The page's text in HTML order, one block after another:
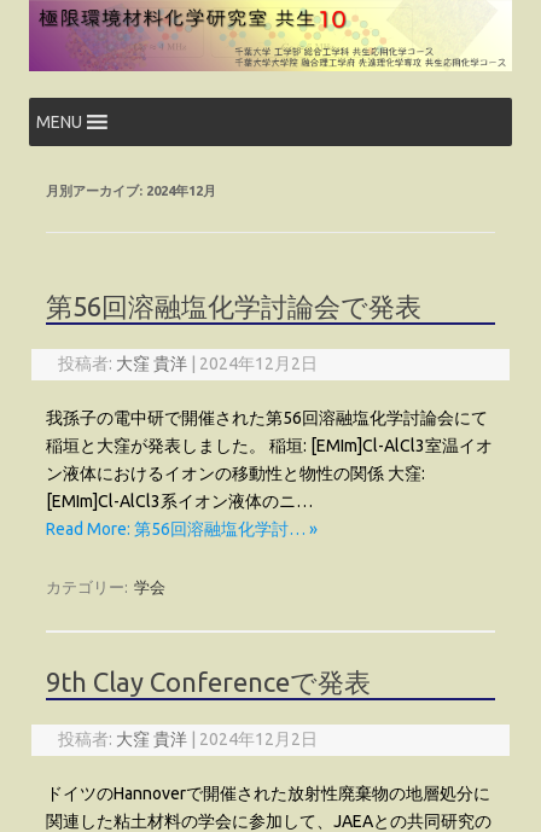
コ
ン
ツ
キ
ッ
MENU
月別アーカイブ: 2024年12月
第56回溶融塩化学討論会で発表
投稿者: 大窪 貴洋 2024年12月2日
我孫子の電中研で開催された第56回溶融塩化学討論会にて
稲垣と大窪が発表しました。 稲垣: [EMIm]Cl-AlCl3室温イオ
ン液体におけるイオンの移動性と物性の関係 大窪:
[EMIm]Cl-AlCl3系イオン液体のニ…
Read More: 第56回溶融塩化学討… »
カテゴリー: 学会
9th Clay Conferenceで発表
投稿者: 大窪 貴洋 2024年12月2日
ドイツのHannoverで開催された放射性廃棄物の地層処分に
関連した粘土材料の学会に参加して、JAEAとの共同研究の